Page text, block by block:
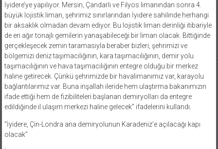
İyidere’ye yapılıyor. Mersin, Çandarlı ve Filyos limanından sonra 4.
büyük lojistik liman, şehrimiz sınırlarından İyidere sahilinde herhangi
bir aksaklık olmadan devam ediyor. Bu lojistik liman derinliği itibariyle
de en ağır tonajlı gemilerin yanaşabileceği bir liman olacak. Bittiğinde
gerçekleşecek zemin taramasıyla beraber bizleri, şehrimizi ve
bölgemizi deniz taşımacılığının, kara taşımacılığının, demir yolu
taşımacılığının ve hava taşımacılığının entegre olduğu bir merkez
haline getirecek. Çünkü şehrimizde bir havalimanımız var, karayolu
bağlantılarımız var. Buna inşallah ileride hem ulaştırma bakanımızın
ifade ettiği hem de fizibiliteleri başlanan demiryolları da entegre
edildiğinde il ulaşım merkezi haline gelecek” ifadelerini kullandı.
“İyidere, Çin-Londra ana demiryolunun Karadeniz’e açılacağı kapı
olacak”